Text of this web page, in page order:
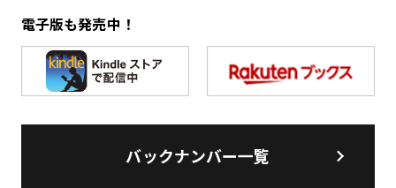
電子版も発売中！
バックナンバー一覧